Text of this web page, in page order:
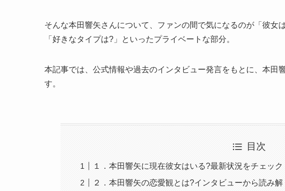
そんな本田響矢さんについて、ファンの間で気になるのが「彼女
「好きなタイプは?」といったプライベートな部分。
本記事では、公式情報や過去のインタビュー発言をもとに、本田
す。
目次
１．本田響矢に現在彼女はいる?最新状況をチェック
２．本田響矢の恋愛観とは?インタビューから読み解